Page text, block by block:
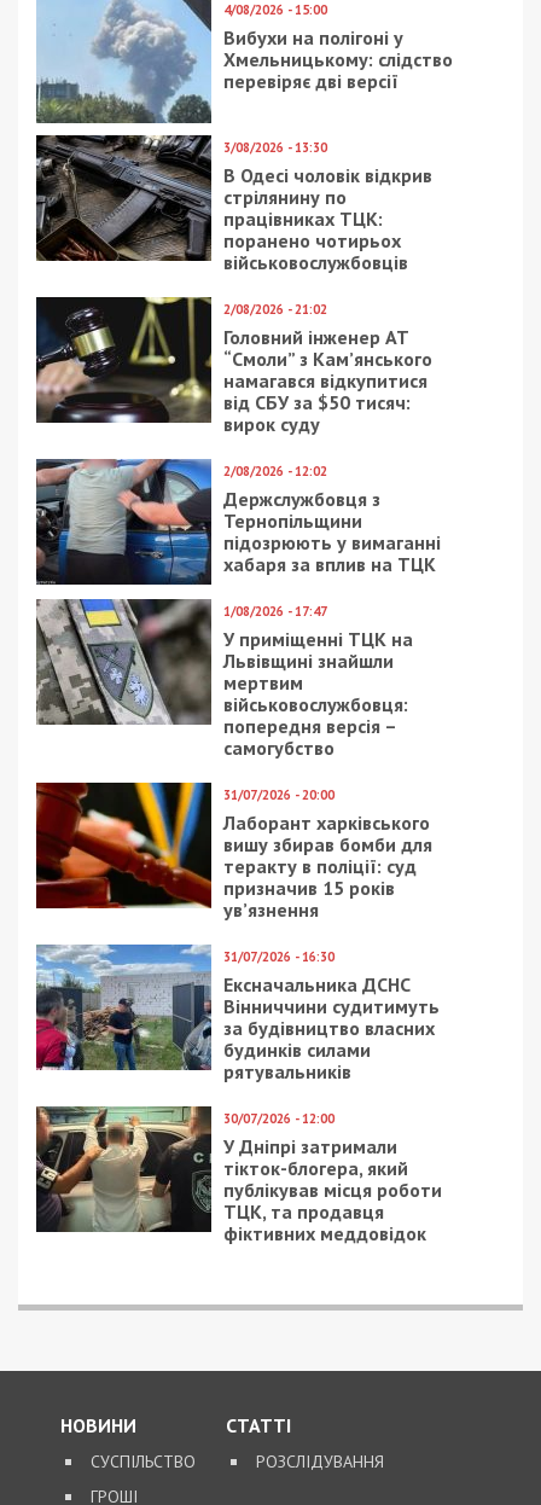
4/08/2026 - 15:00
Вибухи на полігоні у
Хмельницькому: слідство
перевіряє дві версії
3/08/2026 - 13:30
В Одесі чоловік відкрив
стрілянину по
працівниках ТЦК:
поранено чотирьох
військовослужбовців
2/08/2026 - 21:02
Головний інженер АТ
“Смоли” з Кам’янського
намагався відкупитися
від СБУ за $50 тисяч:
вирок суду
2/08/2026 - 12:02
Держслужбовця з
Тернопільщини
підозрюють у вимаганні
хабаря за вплив на ТЦК
1/08/2026 - 17:47
У приміщенні ТЦК на
Львівщині знайшли
мертвим
військовослужбовця:
попередня версія –
самогубство
31/07/2026 - 20:00
Лаборант харківського
вишу збирав бомби для
теракту в поліції: суд
призначив 15 років
ув’язнення
31/07/2026 - 16:30
Ексначальника ДСНС
Вінниччини судитимуть
за будівництво власних
будинків силами
рятувальників
30/07/2026 - 12:00
У Дніпрі затримали
тікток-блогера, який
публікував місця роботи
ТЦК, та продавця
фіктивних меддовідок
НОВИНИ
СУСПІЛЬСТВО
ГРОШІ
СТАТТІ
РОЗСЛІДУВАННЯ